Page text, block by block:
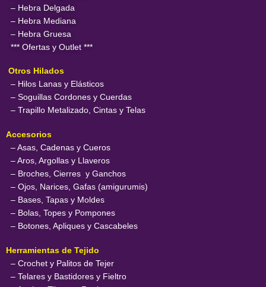
– Hebra Delgada
– Hebra Mediana
– Hebra Gruesa
*** Ofertas y Outlet ***
Otros Hilados
– Hilos Lanas y Elásticos
– Soguillas Cordones y Cuerdas
– Trapillo Metalizado, Cintas y Telas
Accesorios
– Asas, Cadenas y Cueros
– Aros, Argollas y Llaveros
– Broches, Cierres y Ganchos
– Ojos, Narices, Gafas (amigurumis)
– Bases, Tapas y Moldes
– Bolas, Topes y Pompones
– Botones, Apliques y Cascabeles
Herramientas de Tejido
– Crochet y Palitos de Tejer
– Telares y Bastidores y Fieltro